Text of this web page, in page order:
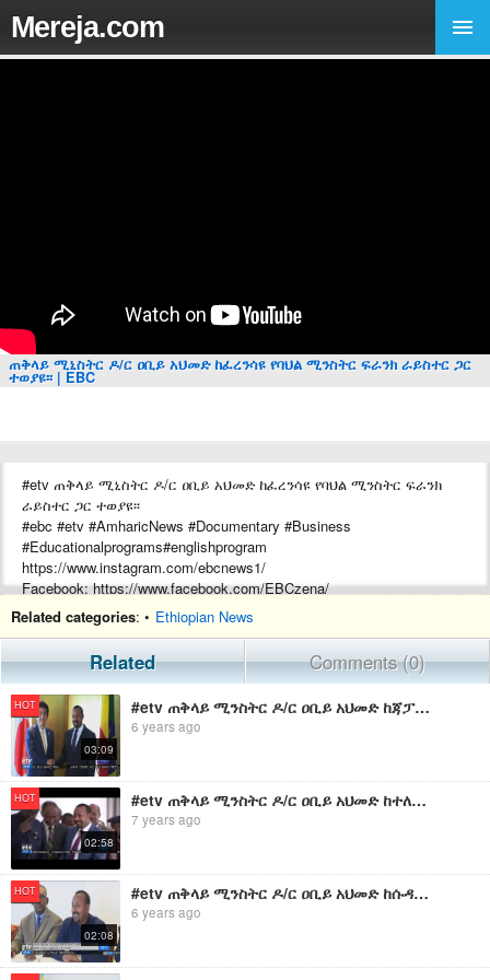
Mereja.com
ጠቅላይ ሚኒስትር ዶ/ር ዐቢይ አህመድ ከፈረንሳዩ የባህል ሚንስትር ፍራንክ ራይስተር ጋር
ተወያዩ፡፡ | EBC
#etv ጠቅላይ ሚኒስትር ዶ/ር ዐቢይ አህመድ ከፈረንሳዩ የባህል ሚንስትር ፍራንክ
ራይስተር ጋር ተወያዩ፡፡
#ebc #etv #AmharicNews #Documentary #Business
#Educationalprograms#englishprogram
https://www.instagram.com/ebcnews1/
Facebook: https://www.facebook.com/EBCzena/
About us: https://www.ebc.et
#ebc #etv #AmharicNews #Documentary #Business
#Educationalprograms#englishprogram
https://www.instagram.com/ebcnews1/
Facebook: https://www.facebook.com/EBCzena/
About us: https://www.ebc.et
#EBC
#EthiopianBroadcastingCorporation
Related categories: • Ethiopian News
Related Comments (0)
HOT
03:09
#etv ጠቅላይ ሚንስትር ዶ/ር ዐቢይ አህመድ ከጃፓን አቻቸው ሺንዞ አቤ ጋር ተወያዩ ፡፡
6 years ago
HOT
02:58
#etv ጠቅላይ ሚንስትር ዶ/ር ዐቢይ አህመድ ከተለያዩ የፖለቲካ ፓርቲ አመራሮች ጋር ተወያዩ፡፡
7 years ago
HOT
02:08
#etv ጠቅላይ ሚንስትር ዶ/ር ዐቢይ አህመድ ከሱዳን የነፃነትና የለውጥ ሀይሎች አባላት ጋር በካርቱም ተወያዩ፡፡
6 years ago